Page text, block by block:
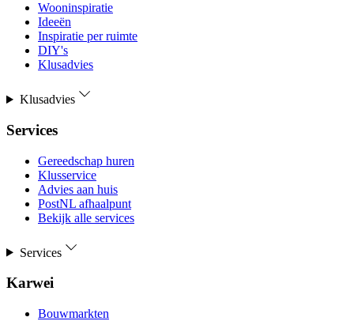
Wooninspiratie
Ideeën
Inspiratie per ruimte
DIY's
Klusadvies
Klusadvies
Services
Gereedschap huren
Klusservice
Advies aan huis
PostNL afhaalpunt
Bekijk alle services
Services
Karwei
Bouwmarkten